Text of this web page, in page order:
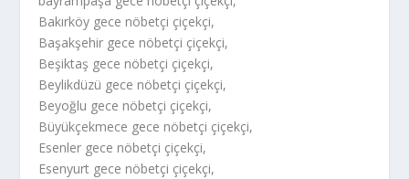
Bakırköy gece nöbetçi çiçekçi,
Başakşehir gece nöbetçi çiçekçi,
Beşiktaş gece nöbetçi çiçekçi,
Beylikdüzü gece nöbetçi çiçekçi,
Beyoğlu gece nöbetçi çiçekçi,
Büyükçekmece gece nöbetçi çiçekçi,
Esenler gece nöbetçi çiçekçi,
Esenyurt gece nöbetçi çiçekçi,